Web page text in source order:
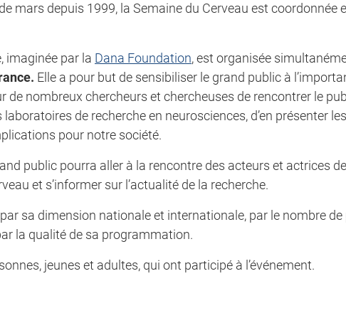
mars depuis 1999, la Semaine du Cerveau est coordonnée
imaginée par la Dana Foundation, est organisée
Elle a pour but de sensibiliser le grand public à
de nombreux chercheurs et chercheuses de rencontrer le
de recherche en neurosciences, d’en présenter
pour notre société.
public pourra aller à la rencontre des acteurs et actrices
et s’informer sur l’actualité de la recherche.
sa dimension nationale et internationale, par le nombre
la qualité de sa programmation.
jeunes et adultes, qui ont participé à l’événement.